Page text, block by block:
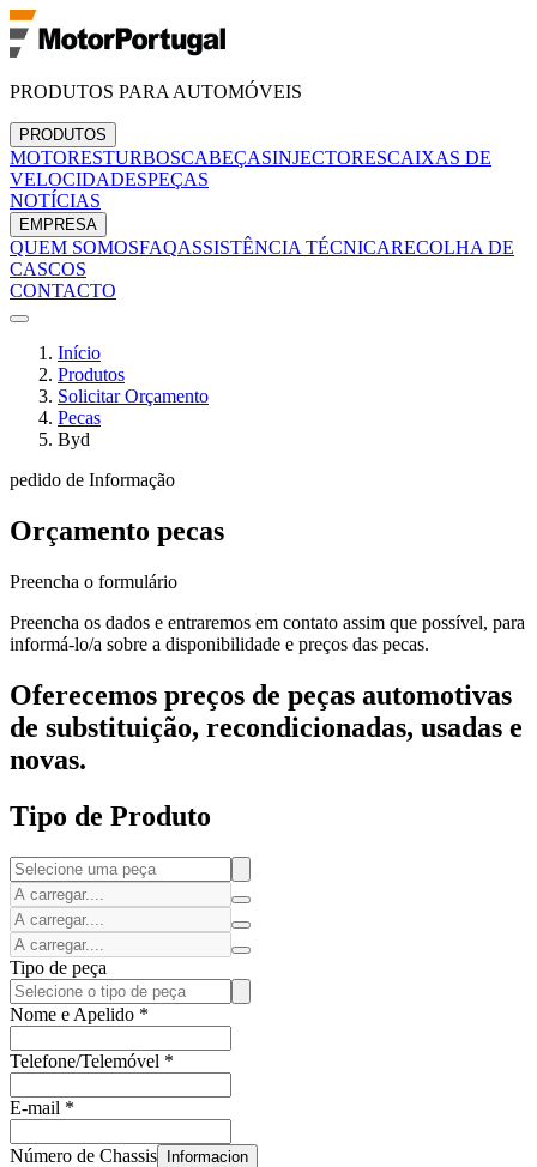
PRODUTOS PARA AUTOMÓVEIS
PRODUTOS
MOTORESTURBOSCABEÇASINJECTORESCAIXAS DE
VELOCIDADESPEÇAS
NOTÍCIAS
EMPRESA
QUEM SOMOSFAQASSISTÊNCIA TÉCNICARECOLHA DE
CASCOS
CONTACTO
Início
Produtos
Solicitar Orçamento
Pecas
Byd
pedido de Informação
Orçamento pecas
Preencha o formulário
Preencha os dados e entraremos em contato assim que possível, para
informá-lo/a sobre a disponibilidade e preços das pecas.
Oferecemos preços de peças automotivas
de substituição, recondicionadas, usadas e
novas.
Tipo de Produto
Tipo de peça
Nome e Apelido *
Telefone/Telemóvel *
E-mail *
Número de Chassis Informacion